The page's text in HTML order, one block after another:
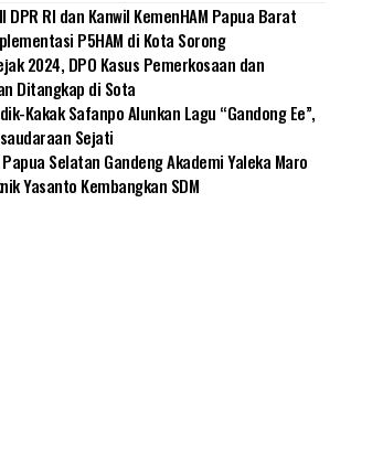
DPR RI dan Kanwil KemenHAM Papua Barat
P5HAM di Kota Sorong
2024, DPO Kasus Pemerkosaan dan
Ditangkap di Sota
Kakak Safanpo Alunkan Lagu “Gandong Ee”,
Sejati
Selatan Gandeng Akademi Yaleka Maro
Yasanto Kembangkan SDM